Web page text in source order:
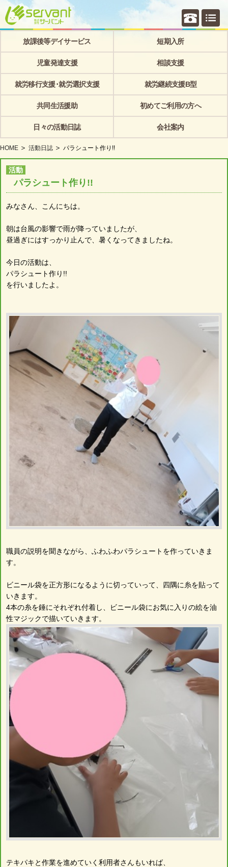
個別相
放課後等デイサービス 短期入所
児童発達支援 相談支援
就労移行支援･就労選択支援 就労継続支援B型
共同生活援助 初めてご利用の方へ
日々の活動日誌 会社案内
HOME 活動日誌 パラシュート作り!!
活動
パラシュート作り!!
みなさん、こんにちは。
朝は台風の影響で雨が降っていましたが、
昼過ぎにはすっかり止んで、暑くなってきましたね。
今日の活動は、
パラシュート作り!!
を行いましたよ。
職員の説明を聞きながら、ふわふわパラシュートを作っていきま
す。
ビニール袋を正方形になるように切っていって、四隅に糸を貼って
いきます。
4本の糸を錘にそれぞれ付着し、ビニール袋にお気に入りの絵を油
性マジックで描いていきます。
テキパキと作業を進めていく利用者さんもいれば、